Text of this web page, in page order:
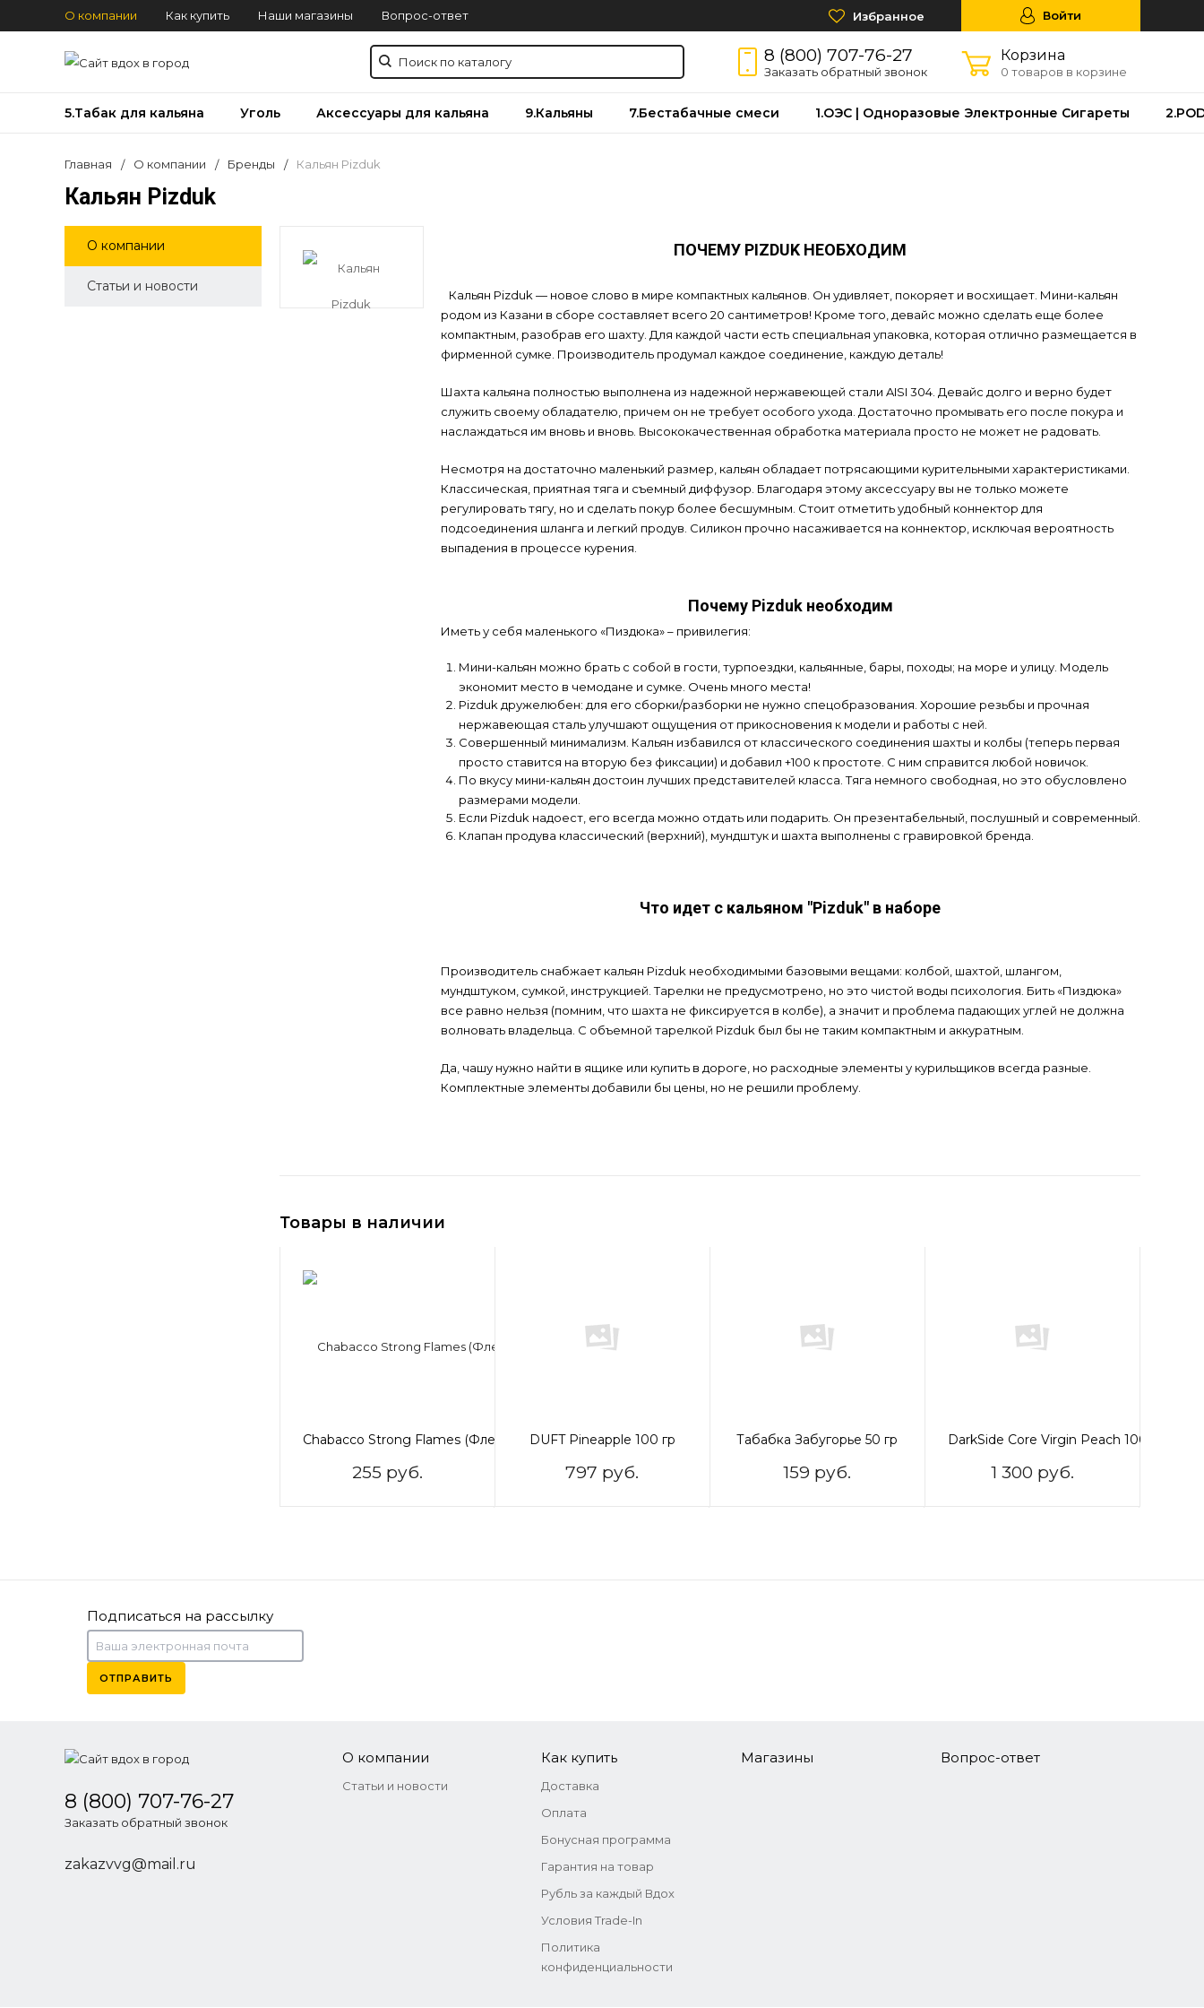
О компании Как купить Наши магазины Вопрос-ответ Избранное Войти
8 (800) 707-76-27
Заказать обратный звонок
Корзина
0 товаров в корзине
5.Табак для кальяна Уголь Аксессуары для кальяна 9.Кальяны 7.Бестабачные смеси 1.OЭС | Одноразовые Электронные Сигареты
Главная О компании Бренды Кальян Pizduk
Кальян Pizduk
О компании
Статьи и новости
ПОЧЕМУ PIZDUK НЕОБХОДИМ
Кальян Pizduk — новое слово в мире компактных кальянов. Он удивляет, покоряет и восхищает. Мини-кальян
родом из Казани в сборе составляет всего 20 сантиметров! Кроме того, девайс можно сделать еще более
компактным, разобрав его шахту. Для каждой части есть специальная упаковка, которая отлично размещается в
фирменной сумке. Производитель продумал каждое соединение, каждую деталь!
Шахта кальяна полностью выполнена из надежной нержавеющей стали AISI 304. Девайс долго и верно будет
служить своему обладателю, причем он не требует особого ухода. Достаточно промывать его после покура и
наслаждаться им вновь и вновь. Высококачественная обработка материала просто не может не радовать.
Несмотря на достаточно маленький размер, кальян обладает потрясающими курительными характеристиками.
Классическая, приятная тяга и съемный диффузор. Благодаря этому аксессуару вы не только можете
регулировать тягу, но и сделать покур более бесшумным. Стоит отметить удобный коннектор для
подсоединения шланга и легкий продув. Силикон прочно насаживается на коннектор, исключая вероятность
выпадения в процессе курения.
Почему Pizduk необходим
Иметь у себя маленького «Пиздюка» – привилегия:
Мини-кальян можно брать с собой в гости, турпоездки, кальянные, бары, походы; на море и улицу. Модель
экономит место в чемодане и сумке. Очень много места!
Pizduk дружелюбен: для его сборки/разборки не нужно спецобразования. Хорошие резьбы и прочная
нержавеющая сталь улучшают ощущения от прикосновения к модели и работы с ней.
Совершенный минимализм. Кальян избавился от классического соединения шахты и колбы (теперь первая
просто ставится на вторую без фиксации) и добавил +100 к простоте. С ним справится любой новичок.
По вкусу мини-кальян достоин лучших представителей класса. Тяга немного свободная, но это обусловлено
размерами модели.
Если Pizduk надоест, его всегда можно отдать или подарить. Он презентабельный, послушный и современный.
Клапан продува классический (верхний), мундштук и шахта выполнены с гравировкой бренда.
Что идет с кальяном "Pizduk" в наборе
Производитель снабжает кальян Pizduk необходимыми базовыми вещами: колбой, шахтой, шлангом,
мундштуком, сумкой, инструкцией. Тарелки не предусмотрено, но это чистой воды психология. Бить «Пиздюка»
все равно нельзя (помним, что шахта не фиксируется в колбе), а значит и проблема падающих углей не должна
волновать владельца. С объемной тарелкой Pizduk был бы не таким компактным и аккуратным.
Да, чашу нужно найти в ящике или купить в дороге, но расходные элементы у курильщиков всегда разные.
Комплектные элементы добавили бы цены, но не решили проблему.
Товары в наличии
Chabacco Strong Flames (Флеймс) 50 гр
255 руб.
DUFT Pineapple 100 гр
797 руб.
Табабка Забугорье 50 гр
159 руб.
DarkSide Core Virgin Peach 100 гр
1 300 руб.
Подписаться на рассылку
ОТПРАВИТЬ
8 (800) 707-76-27
Заказать обратный звонок
zakazvvg@mail.ru
О компании
Статьи и новости
Как купить
Доставка
Оплата
Бонусная программа
Гарантия на товар
Рубль за каждый Вдох
Условия Trade-In
Политика
конфиденциальности
Магазины Вопрос-ответ